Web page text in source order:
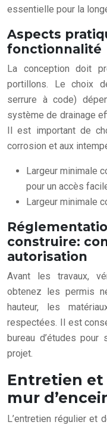
essentielle pour la
Aspects
fonctionnalité
La conception doit
portillons. Le choix
serrure à code)
système de drainage
Il est important de
corrosion et aux
Largeur minimale
pour un accès
Largeur minimale
construire:
autorisation
Avant les travaux,
obtenez les permis
hauteur, les
respectées. Il est
bureau d’études pour
projet.
Entretien
mur
L’entretien régulier et